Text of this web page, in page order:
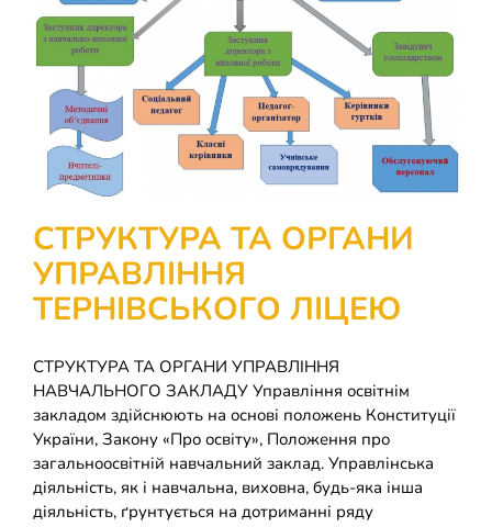
СТРУКТУРА ТА ОРГАНИ
УПРАВЛІННЯ ТЕРНІВСЬКОГО
ЛІЦЕЮ
СТРУКТУРА ТА ОРГАНИ
УПРАВЛІННЯ
ТЕРНІВСЬКОГО ЛІЦЕЮ
СТРУКТУРА ТА ОРГАНИ УПРАВЛІННЯ
НАВЧАЛЬНОГО ЗАКЛАДУ Управління освітнім
закладом здійснюють на основі положень Конституції
України, Закону «Про освіту», Положення про
загальноосвітній навчальний заклад. Управлінська
діяльність, як і навчальна, виховна, будь-яка інша
діяльність, ґрунтується на дотриманні ряду